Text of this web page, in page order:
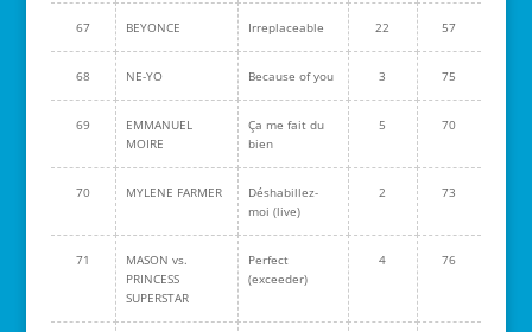
67 BEYONCE Irreplaceable 22 57
68 NE-YO Because of you 3 75
69
EMMANUEL
MOIRE
Ça me fait du
bien
5 70
70 MYLENE FARMER
Déshabillez-
moi (live)
2 73
71
MASON vs.
PRINCESS
SUPERSTAR
Perfect
(exceeder)
4 76